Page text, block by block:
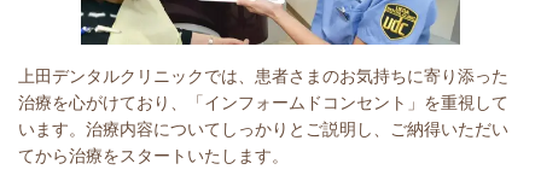
上田デンタルクリニックでは、患者さまのお気持ちに寄り添った
治療を心がけており、「インフォームドコンセント」を重視して
います。治療内容についてしっかりとご説明し、ご納得いただい
てから治療をスタートいたします。